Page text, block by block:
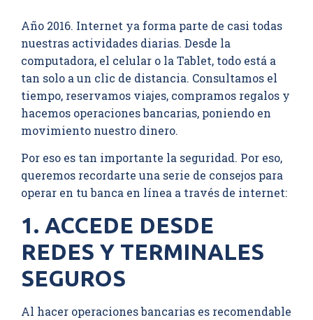
Año 2016. Internet ya forma parte de casi todas
nuestras actividades diarias. Desde la
computadora, el celular o la Tablet, todo está a
tan solo a un clic de distancia. Consultamos el
tiempo, reservamos viajes, compramos regalos y
hacemos operaciones bancarias, poniendo en
movimiento nuestro dinero.
Por eso es tan importante la seguridad. Por eso,
queremos recordarte una serie de consejos para
operar en tu banca en línea a través de internet:
1. ACCEDE DESDE
REDES Y TERMINALES
SEGUROS
Al hacer operaciones bancarias es recomendable